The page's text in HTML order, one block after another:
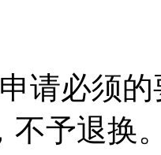
请必须
不予退换